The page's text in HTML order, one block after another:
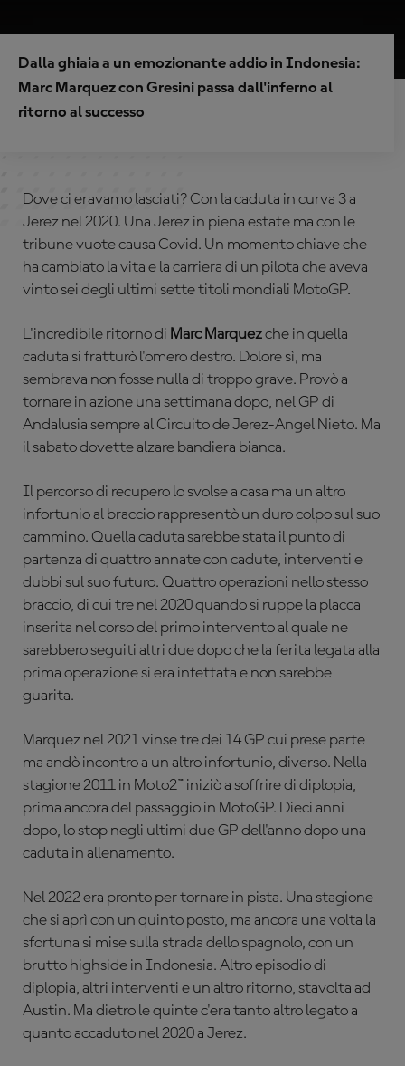
Dalla ghiaia a un emozionante addio in Indonesia:
Marc Marquez con Gresini passa dall'inferno al
ritorno al successo
Dove ci eravamo lasciati? Con la caduta in curva 3 a
Jerez nel 2020. Una Jerez in piena estate ma con le
tribune vuote causa Covid. Un momento chiave che
ha cambiato la vita e la carriera di un pilota che aveva
vinto sei degli ultimi sette titoli mondiali MotoGP.
L'incredibile ritorno di Marc Marquezche in quella
caduta si fratturò l'omero destro. Dolore sì, ma
sembrava non fosse nulla di troppo grave. Provò a
tornare in azione una settimana dopo, nel GP di
Andalusia sempre al Circuito de Jerez-Angel Nieto. Ma
il sabato dovette alzare bandiera bianca.
Il percorso di recupero lo svolse a casa ma un altro
infortunio al braccio rappresentò un duro colpo sul suo
cammino. Quella caduta sarebbe stata il punto di
partenza di quattro annate con cadute, interventi e
dubbi sul suo futuro. Quattro operazioni nello stesso
braccio, di cui tre nel 2020 quando si ruppe la placca
inserita nel corso del primo intervento al quale ne
sarebbero seguiti altri due dopo che la ferita legata alla
prima operazione si era infettata e non sarebbe
guarita.
Marquez nel 2021 vinse tre dei 14 GP cui prese parte
ma andò incontro a un altro infortunio, diverso. Nella
stagione 2011 in Moto2™ iniziò a soffrire di diplopia,
prima ancora del passaggio in MotoGP. Dieci anni
dopo, lo stop negli ultimi due GP dell'anno dopo una
caduta in allenamento.
Nel 2022 era pronto per tornare in pista. Una stagione
che si aprì con un quinto posto, ma ancora una volta la
sfortuna si mise sulla strada dello spagnolo, con un
brutto highside in Indonesia. Altro episodio di
diplopia, altri interventi e un altro ritorno, stavolta ad
Austin. Ma dietro le quinte c'era tanto altro legato a
quanto accaduto nel 2020 a Jerez.